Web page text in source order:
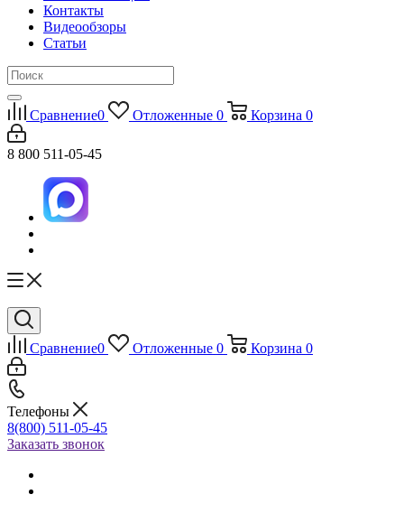
Контакты
Видеообзоры
Статьи
Сравнение0 Отложенные 0 Корзина 0
8 800 511-05-45
Сравнение0 Отложенные 0 Корзина 0
Телефоны
8(800) 511-05-45
Заказать звонок